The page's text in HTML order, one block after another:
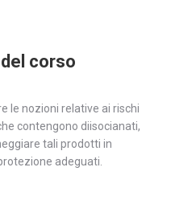
corso
le nozioni relative ai rischi
contengono diisocianati,
tali prodotti in
adeguati.